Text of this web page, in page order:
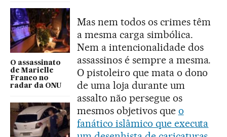
O assassinato
de Marielle
Franco no
radar da ONU
Mas nem todos os crimes têm
a mesma carga simbólica.
Nem a intencionalidade dos
assassinos é sempre a mesma.
O pistoleiro que mata o dono
de uma loja durante um
assalto não persegue os
mesmos objetivos que o
fanático islâmico que executa